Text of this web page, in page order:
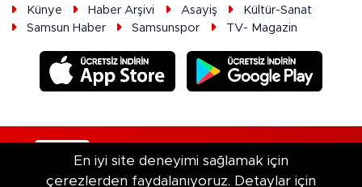
Künye
Haber Arşivi Asayiş
Kültür-Sanat
Samsun Haber
Samsunspor TV- Magazin
En iyi site deneyimi sağlamak için
çerezlerden faydalanıyoruz. Detaylar için